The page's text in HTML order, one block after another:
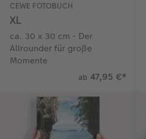
CEWE FOTOBUCH
XL
ca. 30 x 30 cm - Der
Allrounder für große
Momente
ab 47,95 €*